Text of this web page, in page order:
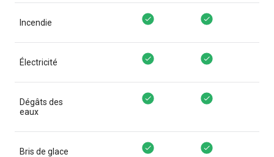
Incendie Responsabilité locative
Contenu Couvert
Électricité Responsabilité locative
Contenu Couvert
Dégâts des
eaux
Responsabilité locative
Contenu Couvert
Bris de glace Responsabilité locative
Contenu Couvert